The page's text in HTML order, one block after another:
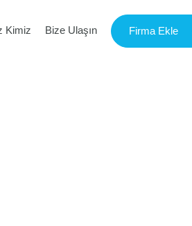
Kimiz Bize Ulaşın Firma Ekle